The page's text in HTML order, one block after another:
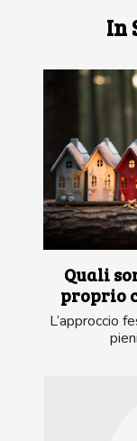
In
Quali
proprio
L’approccio